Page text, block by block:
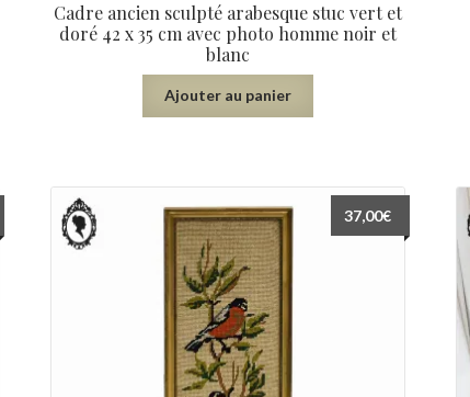
Cadre ancien sculpté arabesque stuc vert et
doré 42 x 35 cm avec photo homme noir et
blanc
Ajouter au panier
37,00€